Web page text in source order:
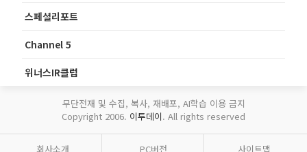
스페셜리포트
Channel 5
위너스IR클럽
무단전재 및 수집, 복사, 재배포, AI학습 이용 금지
Copyright 2006. 이투데이. All rights reserved
회사소개 PC버전 사이트맵